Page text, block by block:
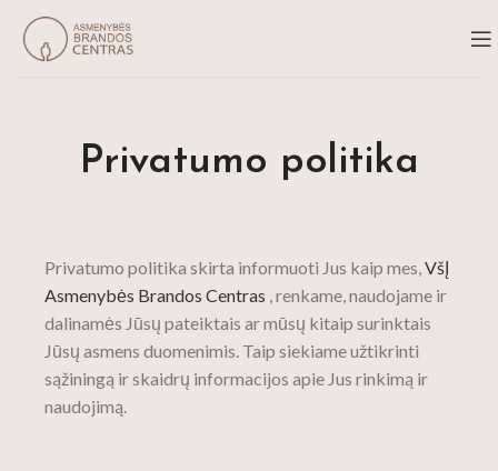
Privatumo politika
Privatumo politika skirta informuoti Jus kaip mes,VšĮ
Asmenybės Brandos Centras , renkame, naudojame ir
dalinamės Jūsų pateiktais ar mūsų kitaip surinktais
Jūsų asmens duomenimis. Taip siekiame užtikrinti
sąžiningą ir skaidrų informacijos apie Jus rinkimą ir
naudojimą.